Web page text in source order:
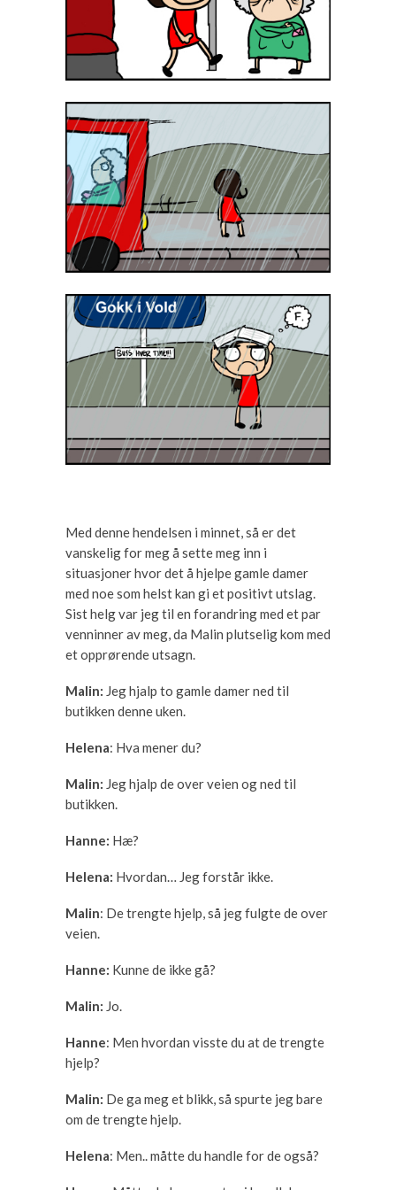
Med denne hendelsen i minnet, så er det
vanskelig for meg å sette meg inn i
situasjoner hvor det å hjelpe gamle damer
med noe som helst kan gi et positivt utslag.
Sist helg var jeg til en forandring med et par
venninner av meg, da Malin plutselig kom med
et opprørende utsagn.
Malin: Jeg hjalp to gamle damer ned til
butikken denne uken.
Helena: Hva mener du?
Malin: Jeg hjalp de over veien og ned til
butikken.
Hanne: Hæ?
Helena: Hvordan… Jeg forstår ikke.
Malin: De trengte hjelp, så jeg fulgte de over
veien.
Hanne: Kunne de ikke gå?
Malin: Jo.
Hanne: Men hvordan visste du at de trengte
hjelp?
Malin: De ga meg et blikk, så spurte jeg bare
om de trengte hjelp.
Helena: Men.. måtte du handle for de også?